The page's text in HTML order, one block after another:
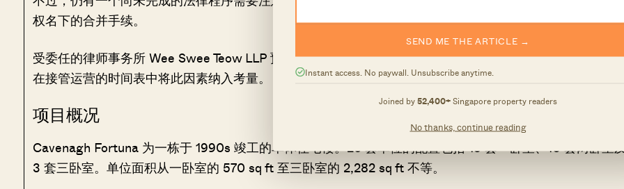
SEND ME THE ARTICLE →
Instant access. No paywall. Unsubscribe anytime.
Joined by52,400+Singapore property readers
No thanks, continue reading
权名下的合并手续。
受委任的律师事务所 Wee Swee Teow LLP 预计数月内可完成合并，该程序将与出售进程并行推进。买家
在接管运营的时间表中将此因素纳入考量。
项目概况
Cavenagh Fortuna 为一栋于 1990s 竣工的单体住宅楼。26 套单位的配置包括 13 套一卧室、10 套两卧室
3 套三卧室。单位面积从一卧室的 570 sq ft 至三卧室的 2,282 sq ft 不等。